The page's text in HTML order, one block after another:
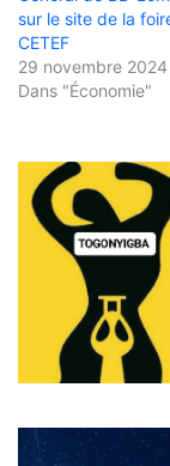
sur le site de la
CETEF
29 novembre 2024
Dans "Économie"